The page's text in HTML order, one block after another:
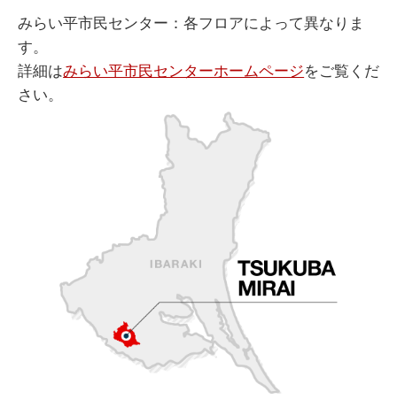
みらい平市民センター：各フロアによって異なりま
す。
詳細はみらい平市民センターホームページをご覧くだ
さい。